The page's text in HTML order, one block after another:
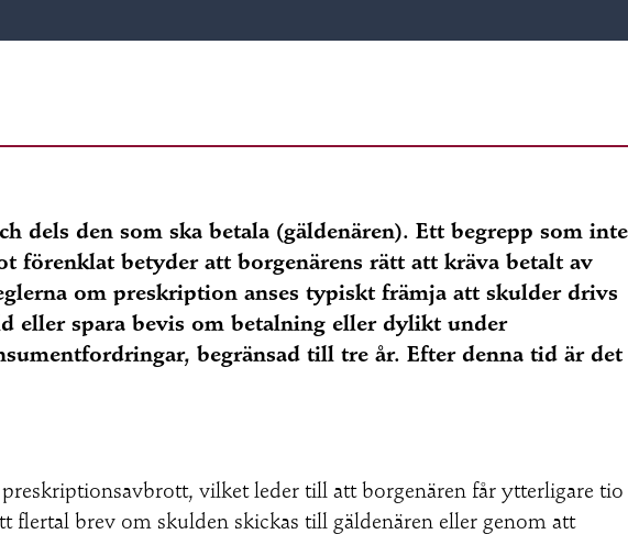
dels den som ska betala (gäldenären). Ett begrepp som inte
förenklat betyder att borgenärens rätt att kräva betalt av
om preskription anses typiskt främja att skulder drivs
eller spara bevis om betalning eller dylikt under
begränsad till tre år. Efter denna tid är det
vilket leder till att borgenären får ytterligare tio
flertal brev om skulden skickas till gäldenären eller genom att